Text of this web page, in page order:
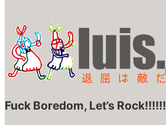
Fuck Boredom, Let’s Rock!!!!!!